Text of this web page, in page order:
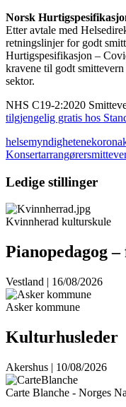
Norsk
Etter avtale med
retningslinjer for godt
Hurtigspesifikasjon –
kravene til godt
sektor.
NHS C19-2:2020
tilgjengelig gratis hos
helsemyndighetene
Konsertarrangører
Ledige stillinger
Kvinnherad kulturskule
Pianopedagog
Vestland | 16/08/2026
Asker kommune
Kulturhusleder
Akershus | 10/08/2026
Carte Blanche - Norges